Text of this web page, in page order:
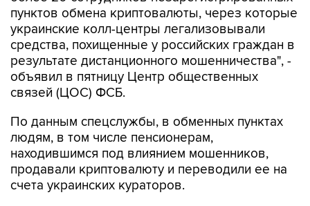
пунктов обмена криптовалюты, через которые
украинские колл-центры легализовывали
средства, похищенные у российских граждан в
результате дистанционного мошенничества", -
объявил в пятницу Центр общественных
связей (ЦОС) ФСБ.
По данным спецслужбы, в обменных пунктах
людям, в том числе пенсионерам,
находившимся под влиянием мошенников,
продавали криптовалюту и переводили ее на
счета украинских кураторов.